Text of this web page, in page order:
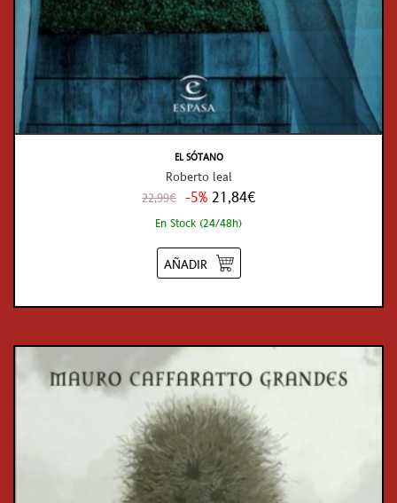
EL SÓTANO
Roberto leal
22,99€ -5% 21,84€
En Stock (24/48h)
AÑADIR